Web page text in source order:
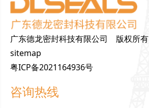
广东德龙密封科技有限公司 版权所有
sitemap
粤ICP备2021164936号
咨询热线